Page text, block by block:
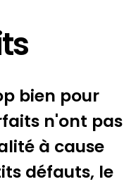
bien pour
n'ont pas
à cause
défauts, le